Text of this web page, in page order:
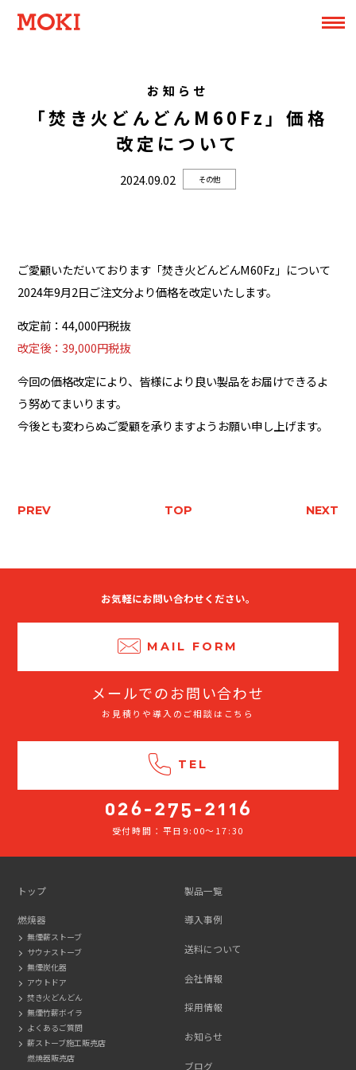
お知らせ
「焚き火どんどんM60Fz」価格
改定について
2024.09.02 その他
ご愛顧いただいております「焚き火どんどんM60Fz」について
2024年9月2日ご注文分より価格を改定いたします。
改定前：44,000円税抜
改定後：39,000円税抜
今回の価格改定により、皆様により良い製品をお届けできるよ
う努めてまいります。
今後とも変わらぬご愛顧を承りますようお願い申し上げます。
PREV TOP NEXT
お気軽にお問い合わせください。
MAIL FORM
メールでのお問い合わせ
お見積りや導入のご相談はこちら
TEL
受付時間：平日9:00～17:30
トップ
燃焼器
無煙薪ストーブ
サウナストーブ
無煙炭化器
アウトドア
焚き火どんどん
無煙竹薪ボイラ
よくあるご質問
薪ストーブ施工販売店
燃焼器販売店
製品一覧
導入事例
送料について
会社情報
採用情報
お知らせ
ブログ